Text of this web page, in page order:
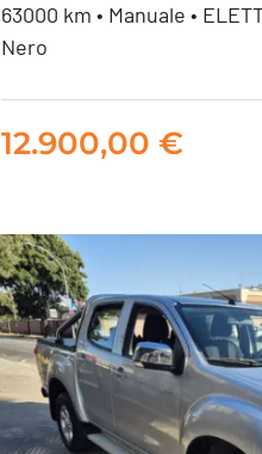
63000 km • Manuale •
Nero
12.900,00 €